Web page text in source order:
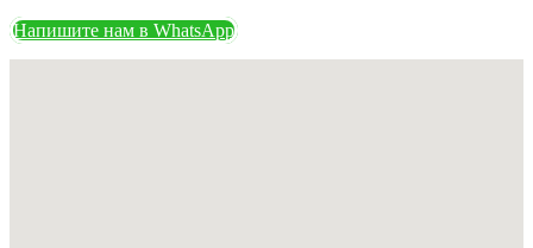
Напишите нам в WhatsApp